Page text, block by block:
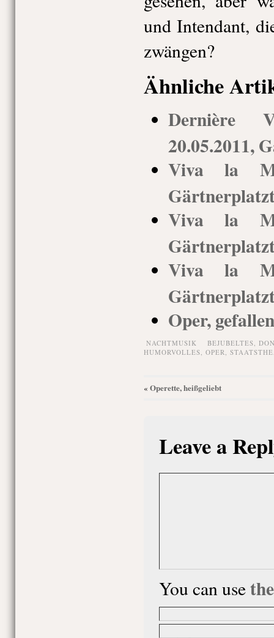
und Intendant,
zwängen?
Ähnliche
Dernière
20.05.2011,
Viva la
Viva la
Viva la
Oper,
NACHTMUSIK BEJUBELTES,
HUMORVOLLES, OPER,
« Operette, heißgeliebt
Leave a
You can use